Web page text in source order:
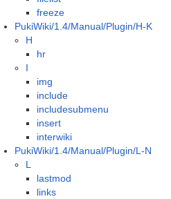
freeze
PukiWiki/1.4/Manual/Plugin/H-K
H
hr
I
img
include
includesubmenu
insert
interwiki
PukiWiki/1.4/Manual/Plugin/L-N
L
lastmod
links